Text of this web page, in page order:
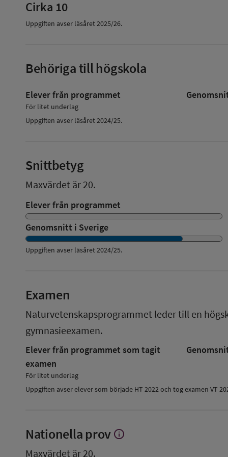
Cirka 10
Uppgiften avser läsåret2025/26.
Behöriga till högskola
Elever från programmet
För litet underlag
Uppgiften avser läsåret 2024/25.
Snittbetyg
Maxvärdet är 20.
Elever från programmet
Genomsnitt i Sverige
Uppgiften avser läsåret2024/25.
Examen
Naturvetenskapsprogrammet leder till en
gymnasieexamen.
Elever från programmet som tagit
examen
För litet underlag
Uppgiften avser elever som började HT 2022 och tog examen VT
Nationella prov Visa
info
Maxvärdet är 20.